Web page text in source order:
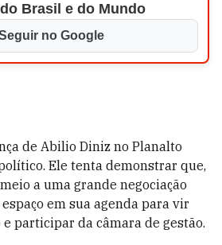
Brasil e do Mundo
no Google
de Abilio Diniz no Planalto
Ele tenta demonstrar que,
a uma grande negociação
em sua agenda para vir
participar da câmara de gestão.